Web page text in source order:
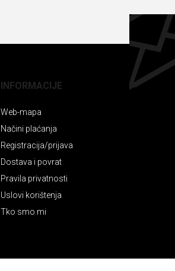
INFORMACIJE
Web-mapa
Načini plaćanja
Registracija/prijava
Dostava i povrat
Pravila privatnosti
Uslovi korištenja
Tko smo mi